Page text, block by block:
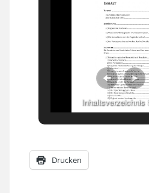
Inhaltsverzeichnis
Drucken